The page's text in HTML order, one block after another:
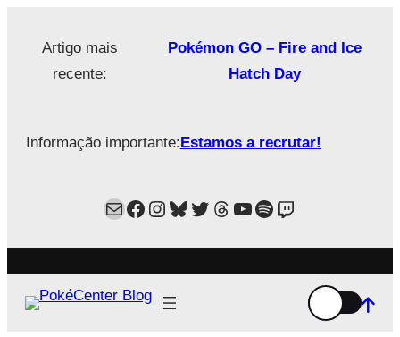
Artigo mais
recente:
Pokémon GO – Fire and Ice
Hatch Day
Informação importante:Estamos a recrutar!
MailFacebook
Instagram
Bluesky
Twitter
Estamos no Threads!
YouTube
Spotify
Twitch